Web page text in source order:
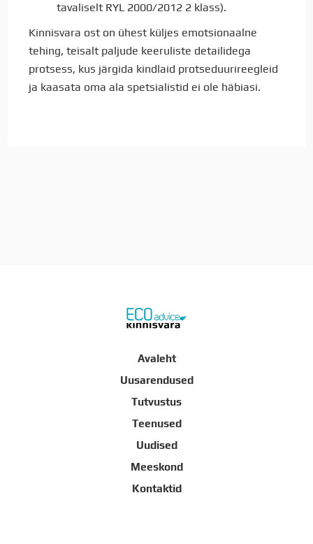
tavaliselt RYL 2000/2012 2 klass).
Kinnisvara ost on ühest küljes emotsionaalne
tehing, teisalt paljude keeruliste detailidega
protsess, kus järgida kindlaid protseduurireegleid
ja kaasata oma ala spetsialistid ei ole häbiasi.
Avaleht
Uusarendused
Tutvustus
Teenused
Uudised
Meeskond
Kontaktid